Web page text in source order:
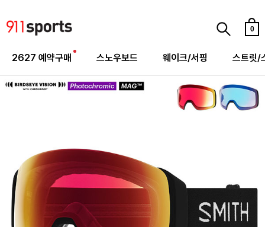
0
2627 예약구매 스노우보드 웨이크/서핑 스트릿/